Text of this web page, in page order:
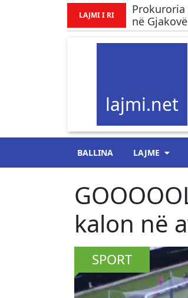
LAJMI I RI
në
lajmi.net
BALLINA LAJME
kalon në
SPORT